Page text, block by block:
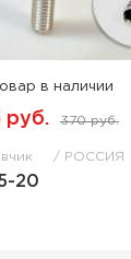
в наличии
руб. 370 руб.
РОССИЯ
20